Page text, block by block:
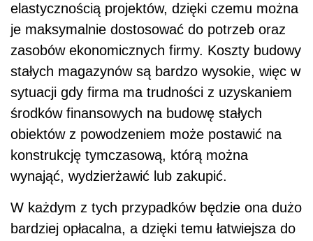
elastycznością projektów, dzięki czemu można
je maksymalnie dostosować do potrzeb oraz
zasobów ekonomicznych firmy. Koszty budowy
stałych magazynów są bardzo wysokie, więc w
sytuacji gdy firma ma trudności z uzyskaniem
środków finansowych na budowę stałych
obiektów z powodzeniem może postawić na
konstrukcję tymczasową, którą można
wynająć, wydzierżawić lub zakupić.
W każdym z tych przypadków będzie ona dużo
bardziej opłacalna, a dzięki temu łatwiejsza do